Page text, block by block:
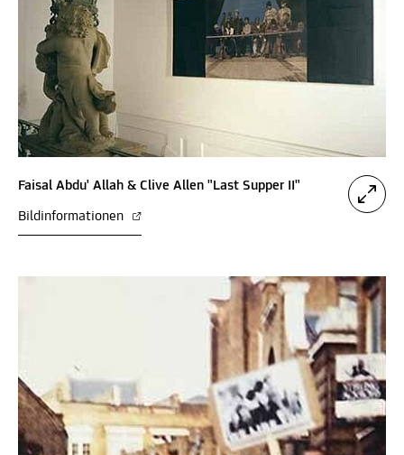
Faisal Abdu' Allah & Clive Allen "Last Supper II"
Bildinformationen